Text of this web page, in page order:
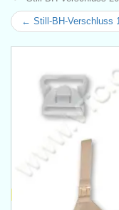
← Still-BH-Verschluss